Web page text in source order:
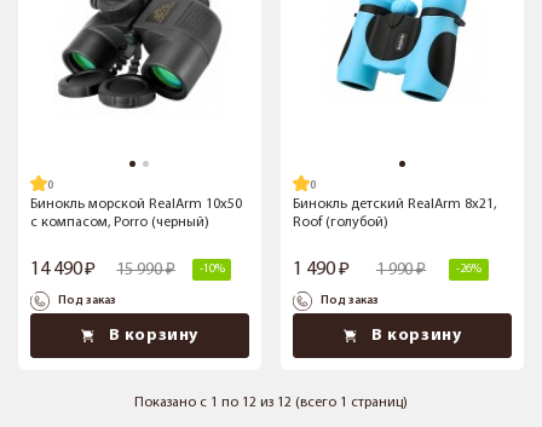
Бинокль морской RealArm 10х50
с компасом, Porro (черный)
14 490 15 990 -10%
Под заказ
В корзину
Бинокль детский RealArm 8x21,
Roof (голубой)
1 490 1 990 -26%
Под заказ
В корзину
Показано с 1 по 12 из 12 (всего 1 страниц)